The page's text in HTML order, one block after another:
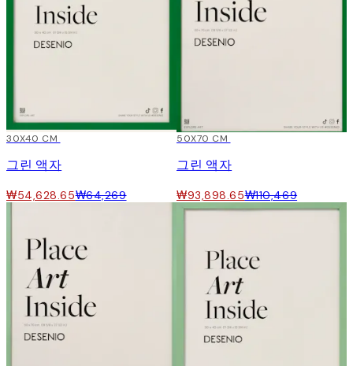
15%*
30X40 CM
그린 액자
₩54,628.65₩64,269
15%*
50X70 CM
그린 액자
₩93,898.65₩110,469